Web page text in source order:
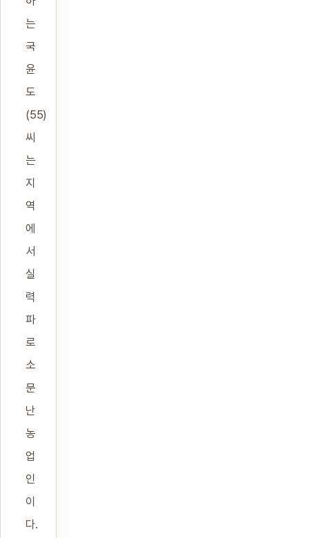
는
국
윤
도
(55)
씨
는
지
역
에
서
실
력
파
로
소
문
난
농
업
인
이
다.